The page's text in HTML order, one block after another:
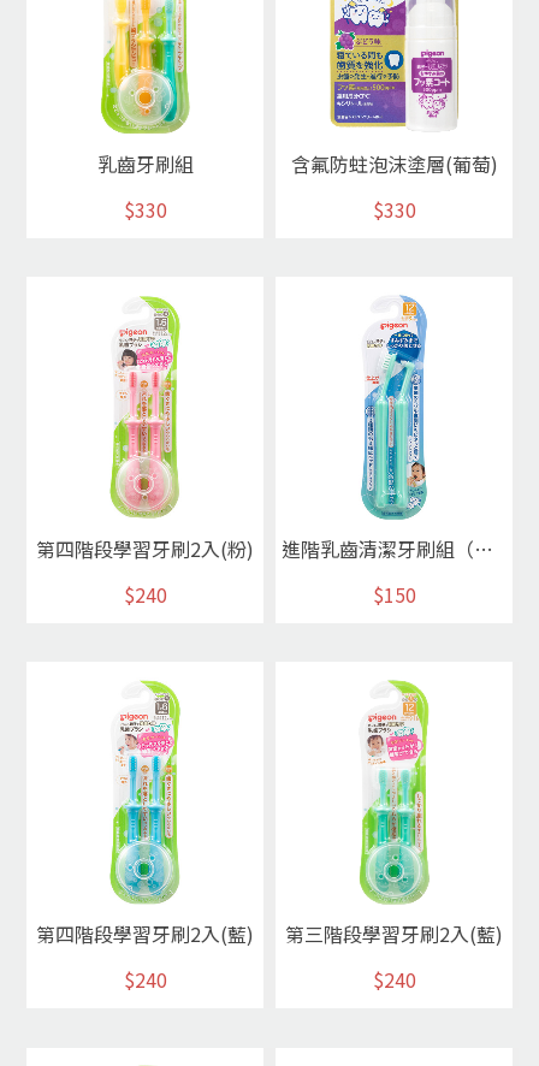
乳齒牙刷組
$330
含氟防蛀泡沫塗層(葡萄)
$330
第四階段學習牙刷2入(粉)
$240
進階乳齒清潔牙刷組（家長用）
$150
第四階段學習牙刷2入(藍)
$240
第三階段學習牙刷2入(藍)
$240